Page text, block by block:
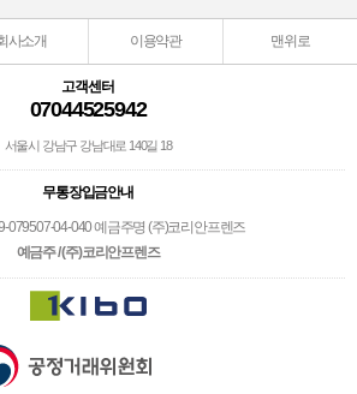
사소개 이용약관 맨위로
고객센터
07044525942
서울시 강남구 강남대로 140길 18
무통장입금안내
079507-04-040 예금주명 (주)코리안프렌즈
예금주 / (주)코리안프렌즈